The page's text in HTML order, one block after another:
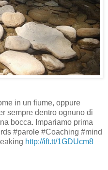
in un fiume, oppure
sempre dentro ognuno di
bocca. Impariamo prima
#parole #Coaching #mind
http://ift.tt/1GDUcm8